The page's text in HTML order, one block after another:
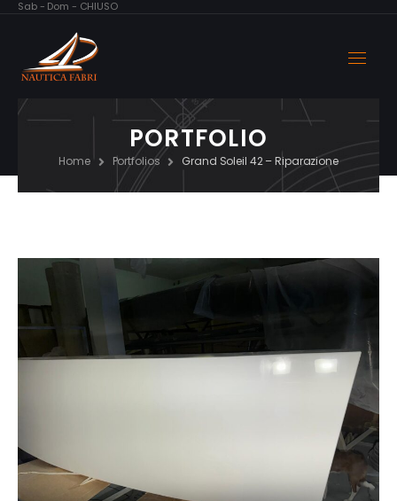
Sab - Dom - CHIUSO
PORTFOLIO
Home Portfolios Grand Soleil 42 – Riparazione